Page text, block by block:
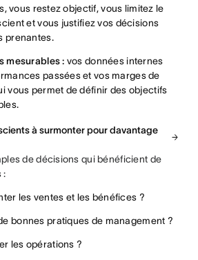
vous restez objectif, vous limitez le
et vous justifiez vos décisions
prenantes.
mesurables : vos données internes
passées et vos marges de
vous permet de définir des objectifs
à surmonter pour davantage
de décisions qui bénéficient de
:
les ventes et les bénéfices ?
bonnes pratiques de management ?
les opérations ?